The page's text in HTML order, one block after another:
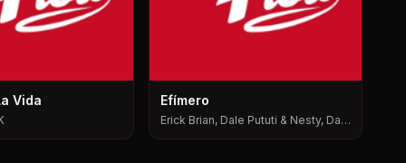
Vida Efímero
Erick Brian, Dale Pututi & Nesty, Dale